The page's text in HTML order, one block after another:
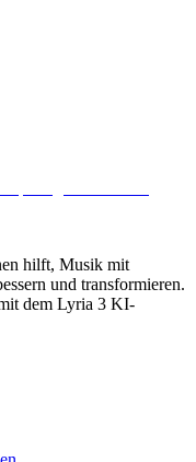
hilft, Musik mit
und transformieren.
dem Lyria 3 KI-